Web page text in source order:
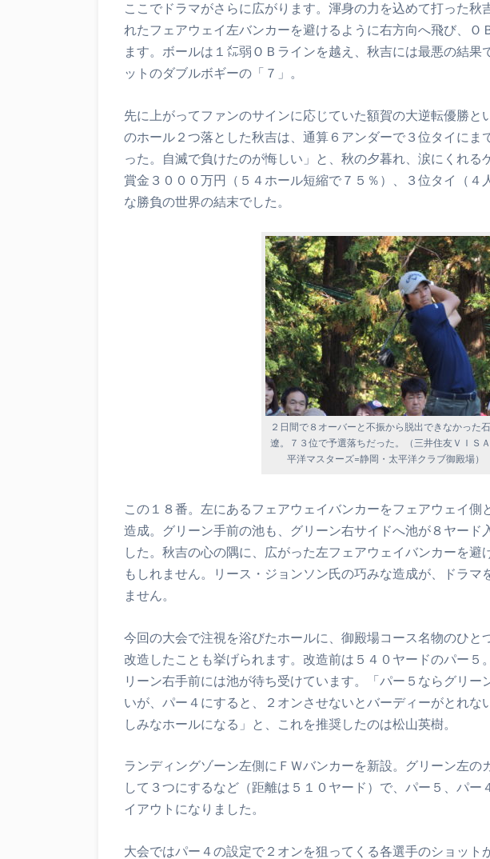
ここでドラマがさらに広がります。渾身の力を込めて打った秋
れたフェアウェイ左バンカーを避けるように右方向へ飛び、Ｏ
ます。ボールは１㍍弱ＯＢラインを越え、秋吉には最悪の結果
ットのダブルボギーの「７」。
先に上がってファンのサインに応じていた額賀の大逆転優勝と
のホール２つ落とした秋吉は、通算６アンダーで３位タイにま
った。自滅で負けたのが悔しい」と、秋の夕暮れ、涙にくれる
賞金３０００万円（５４ホール短縮で７５％）、３位タイ（４
な勝負の世界の結末でした。
２日間で８オーバーと不振から脱出できなかった石
遼。７３位で予選落ちだった。（三井住友ＶＩＳ
平洋マスターズ=静岡・太平洋クラブ御殿場）
この１８番。左にあるフェアウェイバンカーをフェアウェイ側
造成。グリーン手前の池も、グリーン右サイドへ池が８ヤード
した。秋吉の心の隅に、広がった左フェアウェイバンカーを避
もしれません。リース・ジョンソン氏の巧みな造成が、ドラマ
ません。
今回の大会で注視を浴びたホールに、御殿場コース名物のひと
改造したことも挙げられます。改造前は５４０ヤードのパー５
リーン右手前には池が待ち受けています。「パー５ならグリー
いが、パー４にすると、２オンさせないとバーディーがとれな
しみなホールになる」と、これを推奨したのは松山英樹。
ランディングゾーン左側にＦＷバンカーを新設。グリーン左の
して３つにするなど（距離は５１０ヤード）で、パー５、パー
イアウトになりました。
大会ではパー４の設定で２オンを狙ってくる各選手のショット